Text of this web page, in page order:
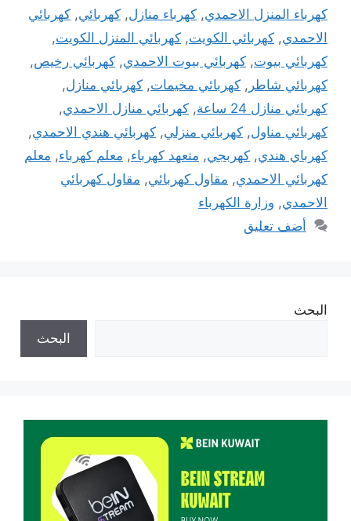
كهرباء المنزل الاحمدي, كهرباء منازل, كهربائي, كهربائي
الاحمدي, كهربائي الكويت, كهربائي المنزل الكويت,
كهربائي بيوت, كهربائي بيوت الاحمدي, كهربائي رخيص,
كهربائي شاطر , كهربائي مخيمات, كهربائي منازل,
كهربائي منازل 24 ساعة
, كهربائي منازل الاحمدي,
كهربائي مناول, كهربائي منزلي, كهربائي هندي الاحمدي,
كهرباي هندي, كهربجي, متعهد كهرباء, معلم كهرباء, معلم
كهربائي الاحمدي, مقاول كهربائي, مقاول كهربائي
الاحمدي, وزارة الكهرباء
أضف تعليق
البحث
البحث